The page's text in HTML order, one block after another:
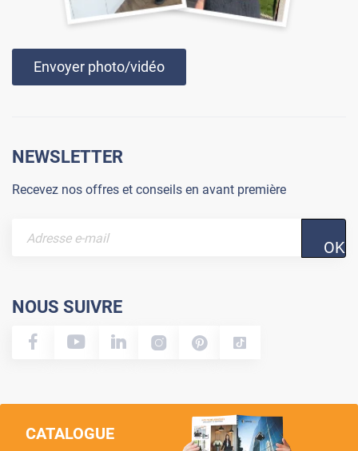
Envoyer photo/vidéo
NEWSLETTER
Recevez nos offres et conseils en avant première
OK
NOUS SUIVRE
CATALOGUE